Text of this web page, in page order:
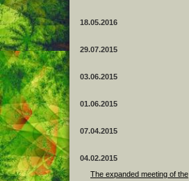
18.05.2016
29.07.2015
03.06.2015
01.06.2015
07.04.2015
04.02.2015
The expanded meeting of the